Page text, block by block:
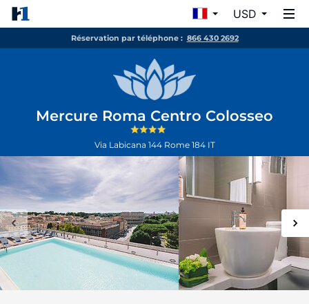
USD
Réservation par téléphone : 866 430 2692
Mercure Roma Centro Colosseo
Via Labicana 144 Rome 184 IT